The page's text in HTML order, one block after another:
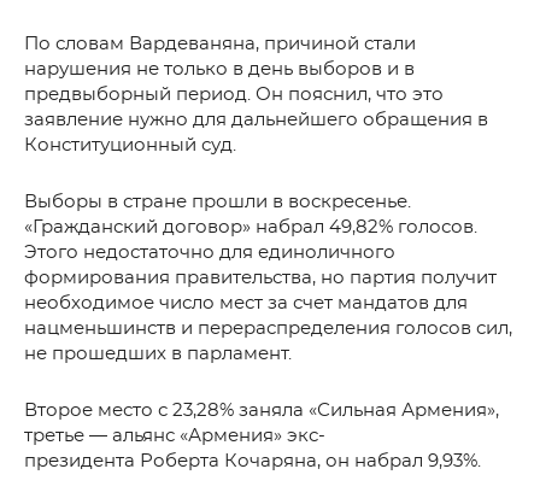
По словам Вардеваняна, причиной стали
нарушения не только в день выборов и в
предвыборный период. Он пояснил, что это
заявление нужно для дальнейшего обращения в
Конституционный суд.
Выборы в стране прошли в воскресенье.
«Гражданский договор» набрал 49,82% голосов.
Этого недостаточно для единоличного
формирования правительства, но партия получит
необходимое число мест за счет мандатов для
нацменьшинств и перераспределения голосов сил,
не прошедших в парламент.
Второе место с 23,28% заняла «Сильная Армения»,
третье — альянс «Армения» экс-
президента Роберта Кочаряна, он набрал 9,93%.